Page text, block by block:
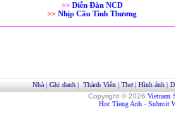
>> Diễn Đàn NCD
>> Nhịp Cầu Tình Thương
Nhà| Ghi danh| Thành Viên| Thơ| Hình ảnh|
Copyright © 2026 Vietnam
Hoc Tieng Anh - Submit